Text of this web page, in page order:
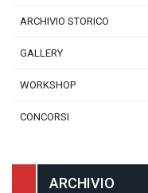
ARCHIVIO STORICO
GALLERY
WORKSHOP
CONCORSI
ARCHIVIO